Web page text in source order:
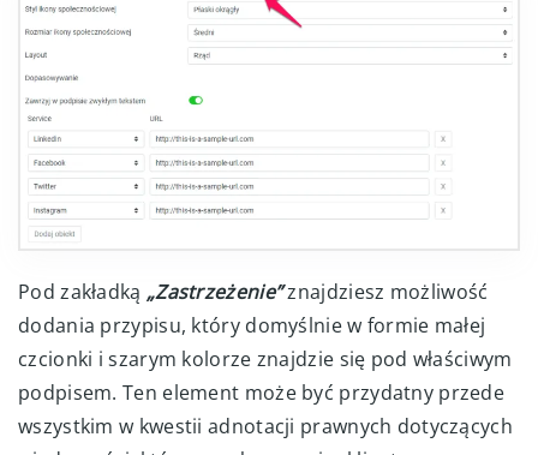
Pod zakładką „Zastrzeżenie”znajdziesz możliwość
dodania przypisu, który domyślnie w formie małej
czcionki i szarym kolorze znajdzie się pod właściwym
podpisem. Ten element może być przydatny przede
wszystkim w kwestii adnotacji prawnych dotyczących